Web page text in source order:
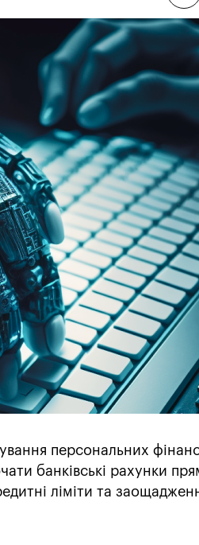
персональних
банківські рахунки
ліміти та